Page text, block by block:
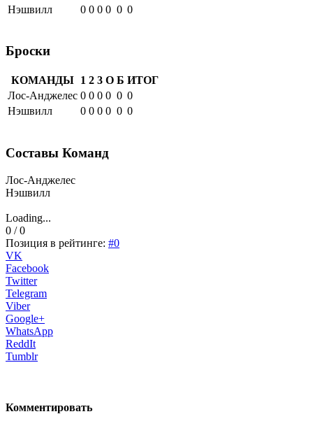
Нэшвилл 0 0 0 0 0 0
Броски
КОМАНДЫ 1 2 3 О Б ИТОГ
Лос-Анджелес 0 0 0 0 0 0
Нэшвилл
0 0 0 0 0 0
Составы Команд
Лос-Анджелес
Нэшвилл
Loading...
0 / 0
Позиция в рейтинге: #0
VK
Facebook
Twitter
Telegram
Viber
Google+
WhatsApp
ReddIt
Tumblr
Комментировать